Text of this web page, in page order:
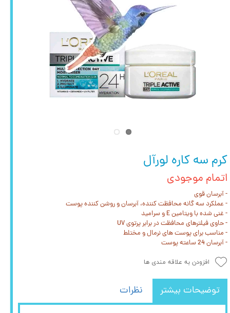
کرم سه کاره لورآل
اتمام موجودی
- آبرسان قوی
- عملکرد سه گانه محافظت کننده، آبرسان و روشن کننده پوست
- غنی شده با ویتامین E و سرامید
- حاوی فیلترهای محافظت در برابر پرتوی UV
- مناسب برای پوست های نرمال و مختلط
- آبرسان 24 ساعته پوست
افزودن به علاقه مندی ها
توضیحات بیشتر نظرات